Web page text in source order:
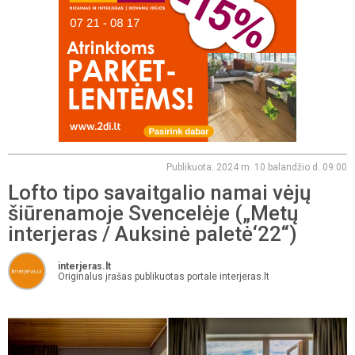
Publikuota: 2024 m. 10 balandžio d. 09:00
Lofto tipo savaitgalio namai vėjų
šiūrenamoje Svencelėje („Metų
interjeras / Auksinė paletė‘22“)
interjeras.lt
Originalus įrašas publikuotas portale interjeras.lt